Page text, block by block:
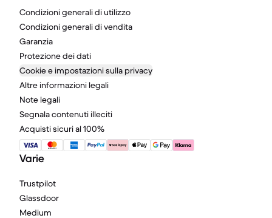
Condizioni generali di utilizzo
Condizioni generali di vendita
Garanzia
Protezione dei dati
Cookie e impostazioni sulla privacy
Altre informazioni legali
Note legali
Segnala contenuti illeciti
Acquisti sicuri al 100%
Varie
Trustpilot
Glassdoor
Medium